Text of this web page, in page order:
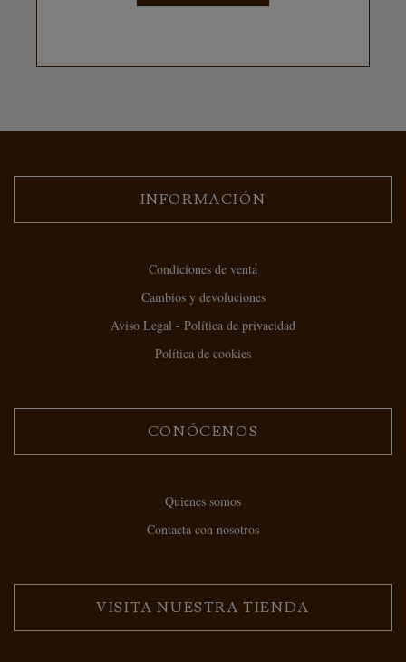
INFORMACIÓN
Condiciones de venta
Cambios y devoluciones
Aviso Legal - Política de privacidad
Política de cookies
CONÓCENOS
Quienes somos
Contacta con nosotros
VISITA NUESTRA TIENDA